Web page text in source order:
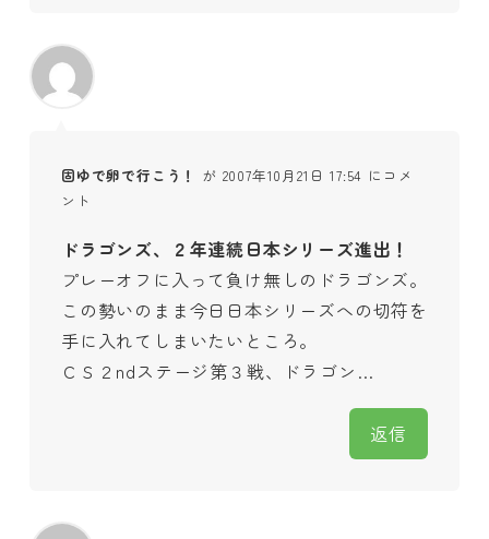
固ゆで卵で行こう！
が 2007年10月21日 17:54 にコメ
ント
ドラゴンズ、２年連続日本シリーズ進出！
プレーオフに入って負け無しのドラゴンズ。
この勢いのまま今日日本シリーズへの切符を
手に入れてしまいたいところ。
ＣＳ２ndステージ第３戦、ドラゴン…
返信